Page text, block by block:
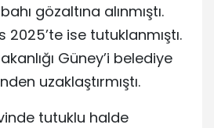
gözaltına alınmıştı.
2025’te ise tutuklanmıştı.
Güney’i belediye
uzaklaştırmıştı.
tutuklu halde